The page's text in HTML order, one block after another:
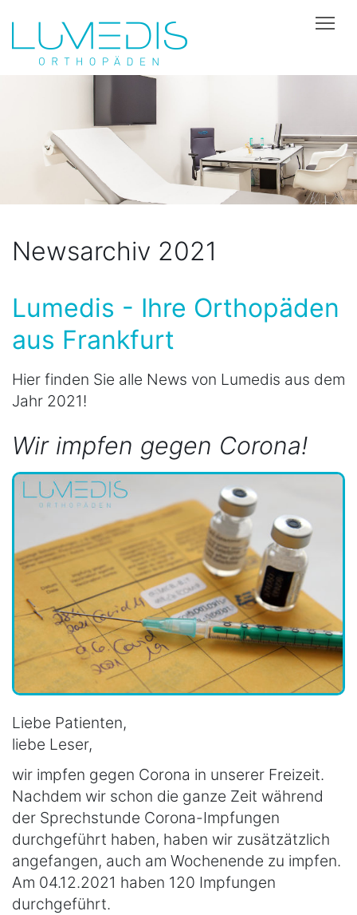
Newsarchiv 2021
Lumedis - Ihre Orthopäden
aus Frankfurt
Hier finden Sie alle News von Lumedis aus dem
Jahr 2021!
Wir impfen gegen Corona!
Liebe Patienten,
liebe Leser,
wir impfen gegen Corona in unserer Freizeit.
Nachdem wir schon die ganze Zeit während
der Sprechstunde Corona-Impfungen
durchgeführt haben, haben wir zusätzätzlich
angefangen, auch am Wochenende zu impfen.
Am 04.12.2021 haben 120 Impfungen
durchgeführt.